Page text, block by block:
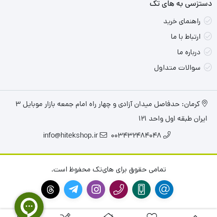
صفحه نمایش
لپ تاپ گیمینگ HP Victus 15 دارای صفحه نمایش 15.6 اینچی با
دستزسی به های تک
راهنمای خرید
ارتباط با ما
درباره ما
سوالات متداول
کرمان: حدفاصل میدان آزادی و چهار راه امام جمعه بازار موبایل ۳
ایران طبقه اول واحد ۱۲۱
003432484048
info@hitekshop.ir
تمامی حقوق برای های‌تک محفوظ است.